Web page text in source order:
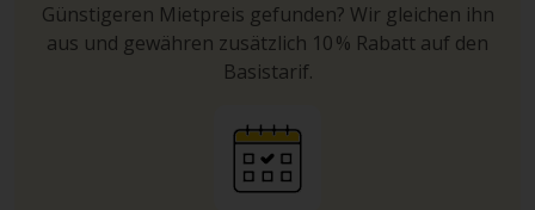
Günstigeren Mietpreis gefunden? Wir gleichen ihn
aus und gewähren zusätzlich 10 % Rabatt auf den
Basistarif.